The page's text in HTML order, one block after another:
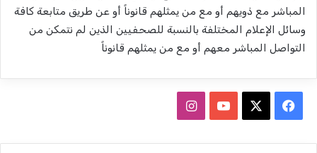
المباشر مع ذويهم أو مع من يمثلهم قانوناً أو عن طريق متابعة كافة
وسائل الإعلام المختلفة بالنسبة للصحفيين الذين لم نتمكن من
التواصل المباشر معهم أو مع من يمثلهم قانوناً